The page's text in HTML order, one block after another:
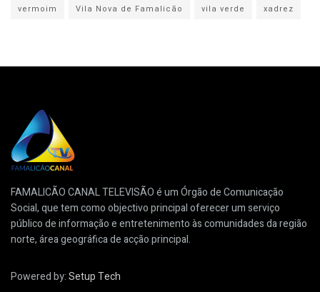
vermoim
Vila Nova de Famalicão vila verde xadrez
FAMALICÃO CANAL TELEVISÃO é um Órgão de Comunicação
Social, que tem como objectivo principal oferecer um serviço
público de informação e entretenimento às comunidades da região
norte, área geográfica de acção principal.
Powered by:Setup Tech